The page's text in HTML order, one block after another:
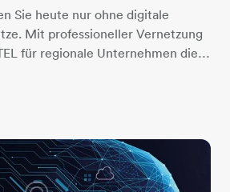
Sie heute nur ohne digitale
Mit professioneller Vernetzung
für regionale Unternehmen die…